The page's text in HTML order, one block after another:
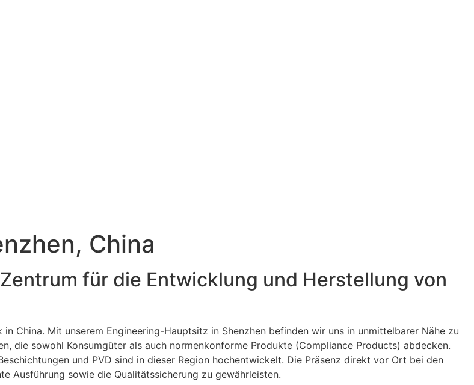
China
für die Entwicklung und Herstellung von
China. Mit unserem Engineering-Hauptsitz in Shenzhen befinden wir uns in unmittelbarer Nähe zu
die sowohl Konsumgüter als auch normenkonforme Produkte (Compliance Products) abdecken.
und PVD sind in dieser Region hochentwickelt. Die Präsenz direkt vor Ort bei den
Ausführung sowie die Qualitätssicherung zu gewährleisten.